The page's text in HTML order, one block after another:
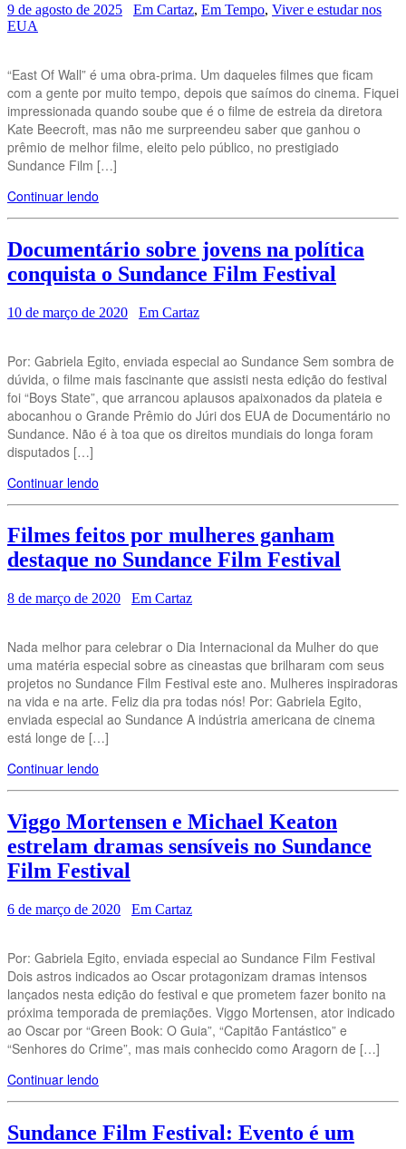
9 de agosto de 2025 Em Cartaz, Em Tempo, Viver e estudar nos
EUA
“East Of Wall” é uma obra-prima. Um daqueles filmes que ficam
com a gente por muito tempo, depois que saímos do cinema. Fiquei
impressionada quando soube que é o filme de estreia da diretora
Kate Beecroft, mas não me surpreendeu saber que ganhou o
prêmio de melhor filme, eleito pelo público, no prestigiado
Sundance Film […]
Continuar lendo
Documentário sobre jovens na política
conquista o Sundance Film Festival
10 de março de 2020 Em Cartaz
Por: Gabriela Egito, enviada especial ao Sundance Sem sombra de
dúvida, o filme mais fascinante que assisti nesta edição do festival
foi “Boys State”, que arrancou aplausos apaixonados da plateia e
abocanhou o Grande Prêmio do Júri dos EUA de Documentário no
Sundance. Não é à toa que os direitos mundiais do longa foram
disputados […]
Continuar lendo
Filmes feitos por mulheres ganham
destaque no Sundance Film Festival
8 de março de 2020 Em Cartaz
Nada melhor para celebrar o Dia Internacional da Mulher do que
uma matéria especial sobre as cineastas que brilharam com seus
projetos no Sundance Film Festival este ano. Mulheres inspiradoras
na vida e na arte. Feliz dia pra todas nós! Por: Gabriela Egito,
enviada especial ao Sundance A indústria americana de cinema
está longe de […]
Continuar lendo
Viggo Mortensen e Michael Keaton
estrelam dramas sensíveis no Sundance
Film Festival
6 de março de 2020 Em Cartaz
Por: Gabriela Egito, enviada especial ao Sundance Film Festival
Dois astros indicados ao Oscar protagonizam dramas intensos
lançados nesta edição do festival e que prometem fazer bonito na
próxima temporada de premiações. Viggo Mortensen, ator indicado
ao Oscar por “Green Book: O Guia”, “Capitão Fantástico” e
“Senhores do Crime”, mas mais conhecido como Aragorn de […]
Continuar lendo
Sundance Film Festival: Evento é um